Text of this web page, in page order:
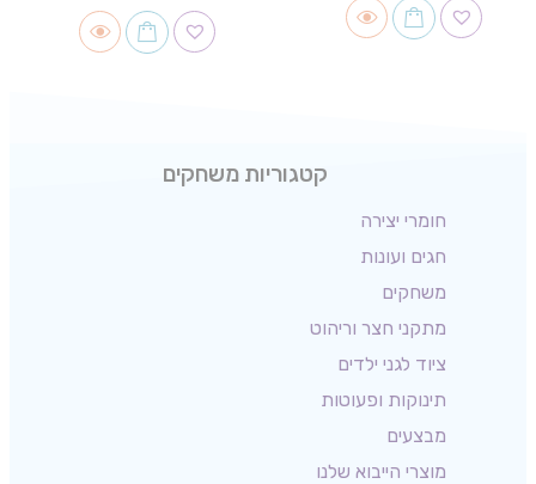
קטגוריות משחקים
חומרי יצירה
חגים ועונות
משחקים
מתקני חצר וריהוט
ציוד לגני ילדים
תינוקות ופעוטות
מבצעים
מוצרי הייבוא שלנו